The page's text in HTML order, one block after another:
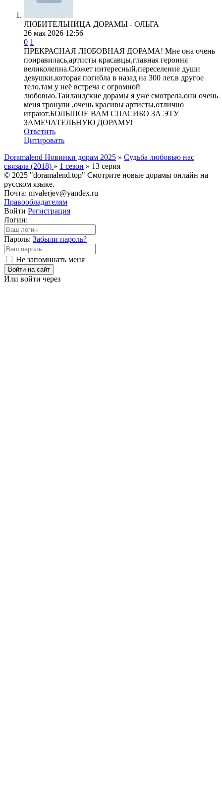
ЛЮБИТЕЛЬНИЦА ДОРАМЫ - ОЛЬГА
26 мая 2026 12:56
0 1
ПРЕКРАСНАЯ ЛЮБОВНАЯ ДОРАМА! Мне она очень
понравилась,артисты красавцы,главная героиня
великолепна.Сюжет интересный,переселение души
девушки,которая погибла в назад на 300 лет,в другое
тело,там у неё встреча с огромной
любовью.Таиландские дорамы я уже смотрела,они очень
меня тронули ,очень красивы артисты,отлично
играют.БОЛЬШОЕ ВАМ СПАСИБО ЗА ЭТУ
ЗАМЕЧАТЕЛЬНУЮ ДОРАМУ!
Ответить
Цитировать
Doramalend Новинки дорам 2025 » Судьба любовью нас
связала (2018) » 1 сезон » 13 серия
© 2025 "doramalend.top" Смотрите новые дорамы онлайн на
русском языке.
Почта: mvalerjev@yandex.ru
Правообладателям
Войти Регистрация
Логин:
Пароль: Забыли пароль?
Не запоминать меня
Войти на сайт
Или войти через